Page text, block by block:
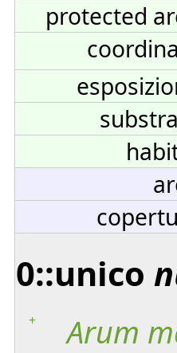
protected
0::unico
+ Arum